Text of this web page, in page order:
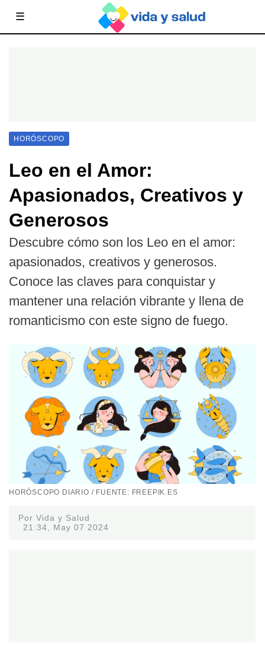
☰
HORÓSCOPO
Leo en el Amor:
Apasionados, Creativos y
Generosos
Descubre cómo son los Leo en el amor:
apasionados, creativos y generosos.
Conoce las claves para conquistar y
mantener una relación vibrante y llena de
romanticismo con este signo de fuego.
HORÓSCOPO DIARIO / FUENTE: FREEPIK.ES
Por Vida y Salud
21:34, May 07 2024